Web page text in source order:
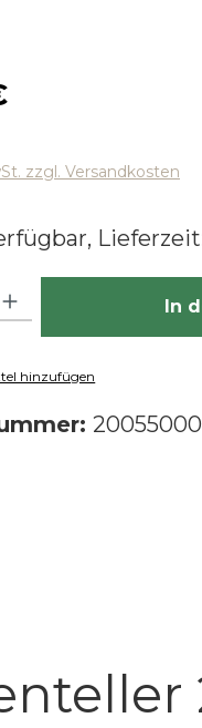
zzgl. Versandkosten
Gib den gewünschten
In
hinzufügen